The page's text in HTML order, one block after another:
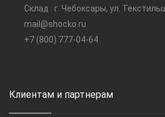
Склад : г. Чебоксары, ул.
mail@shocko.ru
+7 (800) 777-04-64
Клиентам и партнерам